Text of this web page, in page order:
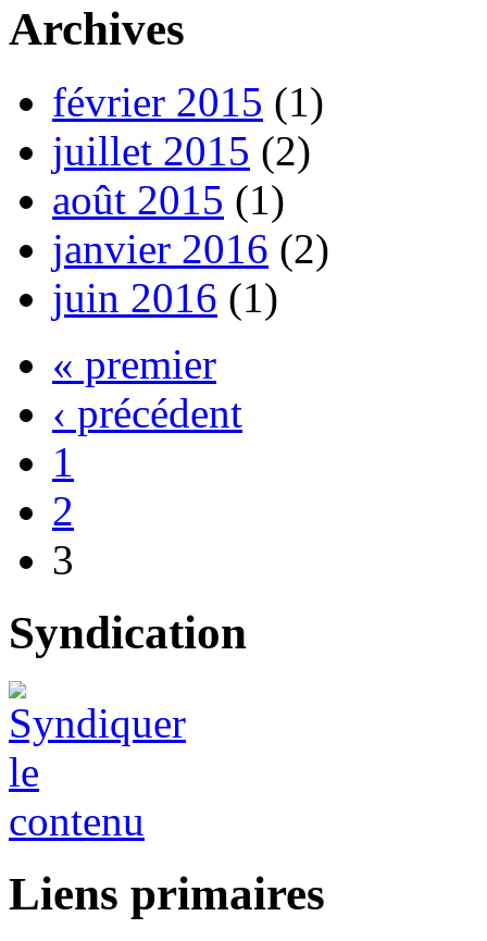
Archives
février 2015 (1)
juillet 2015 (2)
août 2015 (1)
janvier 2016 (2)
juin 2016 (1)
« premier
‹ précédent
1
2
3
Syndication
Liens primaires